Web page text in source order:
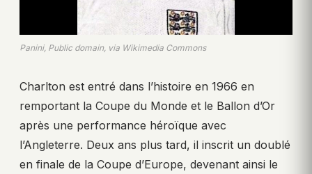
Panini, Public domain, via Wikimedia Commons
Charlton est entré dans l’histoire en 1966 en
remportant la Coupe du Monde et le Ballon d’Or
après une performance héroïque avec
l’Angleterre. Deux ans plus tard, il inscrit un doublé
en finale de la Coupe d’Europe, devenant ainsi le